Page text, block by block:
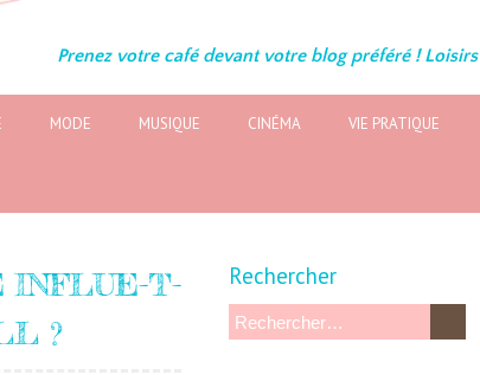
Prenez votre café devant votre blog préféré ! Loisirs
MODE MUSIQUE CINÉMA VIE PRATIQUE
INFLUE-T-
?
Rechercher